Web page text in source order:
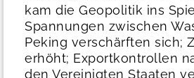
kam die Geopolitik ins
Spannungen zwischen
Peking verschärften sich;
erhöht; Exportkontrollen
den Vereinigten Staaten